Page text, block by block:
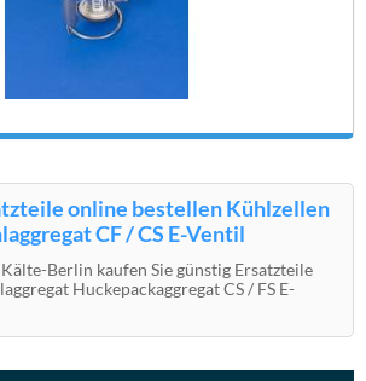
online bestellen Kühlzellen
CF / CS E-Ventil
Berlin kaufen Sie günstig Ersatzteile
Huckepackaggregat CS / FS E-